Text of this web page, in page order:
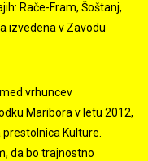
Rače-Fram, Šoštanj,
izvedena v Zavodu
Slomška.
vrhuncev
Maribora v letu 2012,
Kulture.
da bo trajnostno